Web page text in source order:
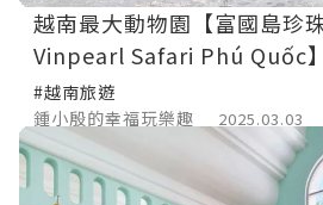
越南最大動物園【富國島珍
Vinpearl Safari Phú Quốc
觀賞動物，彷彿開在非洲大
長頸鹿，富國島必去景點。
#越南旅遊
鍾小殷的幸福玩樂趣
2025.03.03